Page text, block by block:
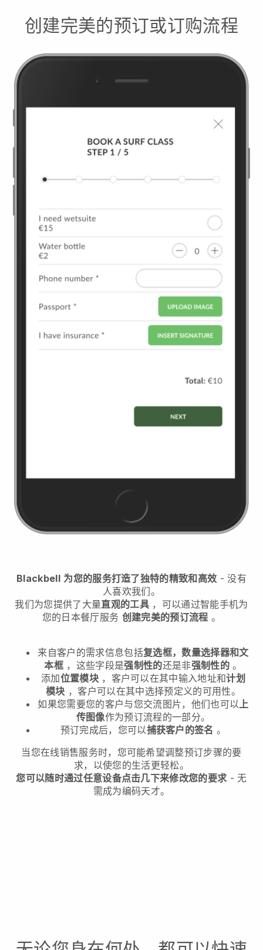
创建完美的预订或订购流程
Blackbell 为您的服务打造了独特的精致和高效 - 没有
人喜欢我们。
我们为您提供了大量直观的工具，可以通过智能手机为
您的日本餐厅服务 创建完美的预订流程 。
来自客户的需求信息包括复选框，数量选择器和文
本框 ，这些字段是强制性的还是非强制性的。
添加位置模块，客户可以在其中输入地址和计划
模块 ，客户可以在其中选择预定义的可用性。
如果您需要您的客户与您交流图片，他们也可以 上
传图像作为预订流程的一部分。
预订完成后，您可以捕获客户的签名 。
当您在线销售服务时，您可能希望调整预订步骤的要
求，以使您的生活更轻松。
您可以随时通过任意设备点击几下来修改您的要求 - 无
需成为编码天才。